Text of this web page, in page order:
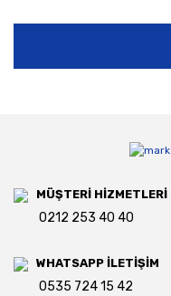
MÜŞTERİ HİZMETLERİ
0212 253 40 40
WHATSAPP İLETİŞİM
0535 724 15 42